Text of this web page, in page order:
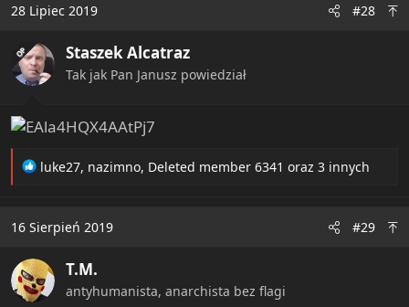
i
n
s
:
28 Lipiec 2019 #28
OP Staszek Alcatraz
Tak jak Pan Janusz powiedział
R
t
o
n
luke27, nazimno, Deleted member 6341 oraz 3 innych
16 Sierpień 2019 #29
T.M.
antyhumanista, anarchista bez flagi